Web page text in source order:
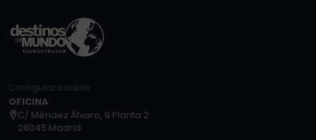
Configurar cookies
OFICINA
C/ Méndez Álvaro, 9 Planta 2
28045 Madrid